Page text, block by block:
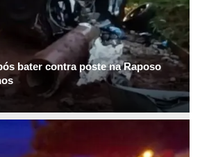
bater contra poste na Raposo